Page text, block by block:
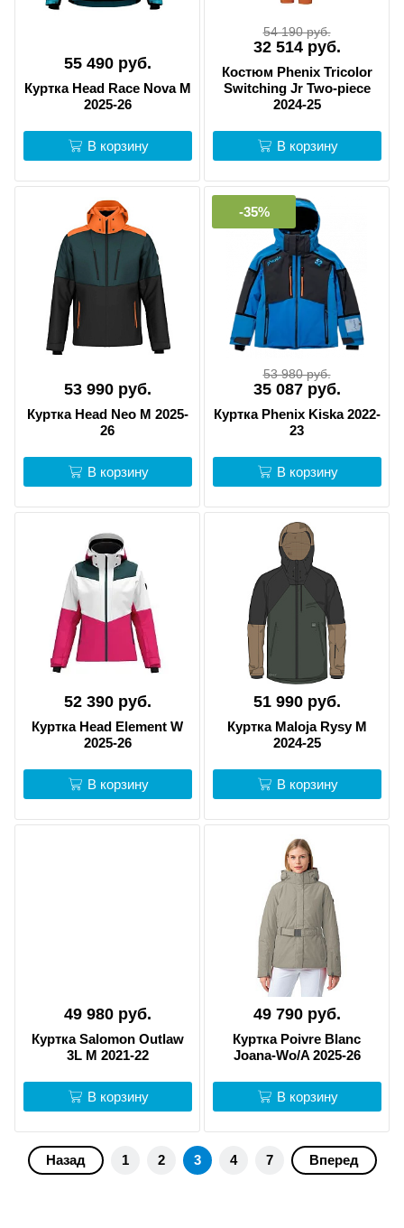
55 490 руб.
Куртка Head Race Nova M
2025-26
В корзину
54 190 руб.
32 514 руб.
Костюм Phenix Tricolor
Switching Jr Two-piece
2024-25
В корзину
53 990 руб.
Куртка Head Neo M 2025-
26
В корзину
-35%
53 980 руб.
35 087 руб.
Куртка Phenix Kiska 2022-
23
В корзину
52 390 руб.
Куртка Head Element W
2025-26
В корзину
51 990 руб.
Куртка Maloja Rysy M
2024-25
В корзину
49 980 руб.
Куртка Salomon Outlaw
3L M 2021-22
В корзину
49 790 руб.
Куртка Poivre Blanc
Joana-Wo/A 2025-26
В корзину
Назад 1 2 3 4 7 Вперед